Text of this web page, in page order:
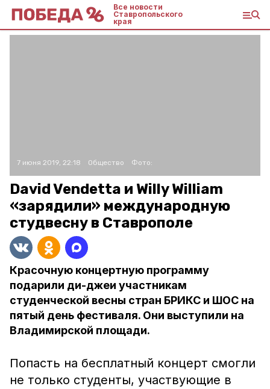
Все новости
Ставропольского
края
7 июня 2019, 22:18 Общество Фото:
David Vendetta и Willy William
«зарядили» международную
студвесну в Ставрополе
Красочную концертную программу
подарили ди-джеи участникам
студенческой весны стран БРИКС и ШОС на
пятый день фестиваля. Они выступили на
Владимирской площади.
Попасть на бесплатный концерт смогли
не только студенты, участвующие в